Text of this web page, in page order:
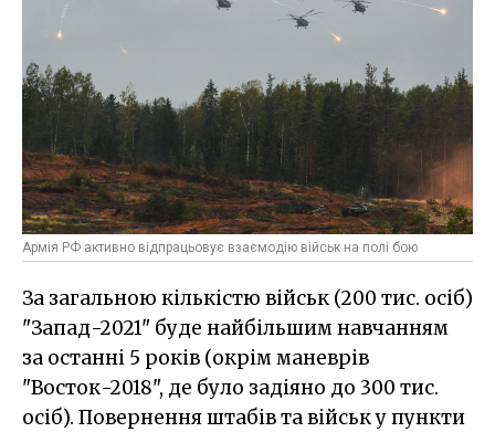
Армія РФ активно відпрацьовує взаємодію військ на полі бою
За загальною кількістю військ (200 тис. осіб)
"Запад-2021" буде найбільшим навчанням
за останні 5 років (окрім маневрів
"Восток-2018", де було задіяно до 300 тис.
осіб). Повернення штабів та військ у пункти